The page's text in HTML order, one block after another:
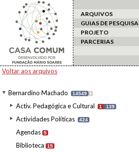
ARQUIVOS
GUIAS DE PESQUISA
PROJETO
PARCERIAS
Voltar aos arquivos
Bernardino Machado 14549 I
Activ. Pedagógica e Cultural 1 139
Actividades Políticas 424
Agendas 5
Biblioteca 15